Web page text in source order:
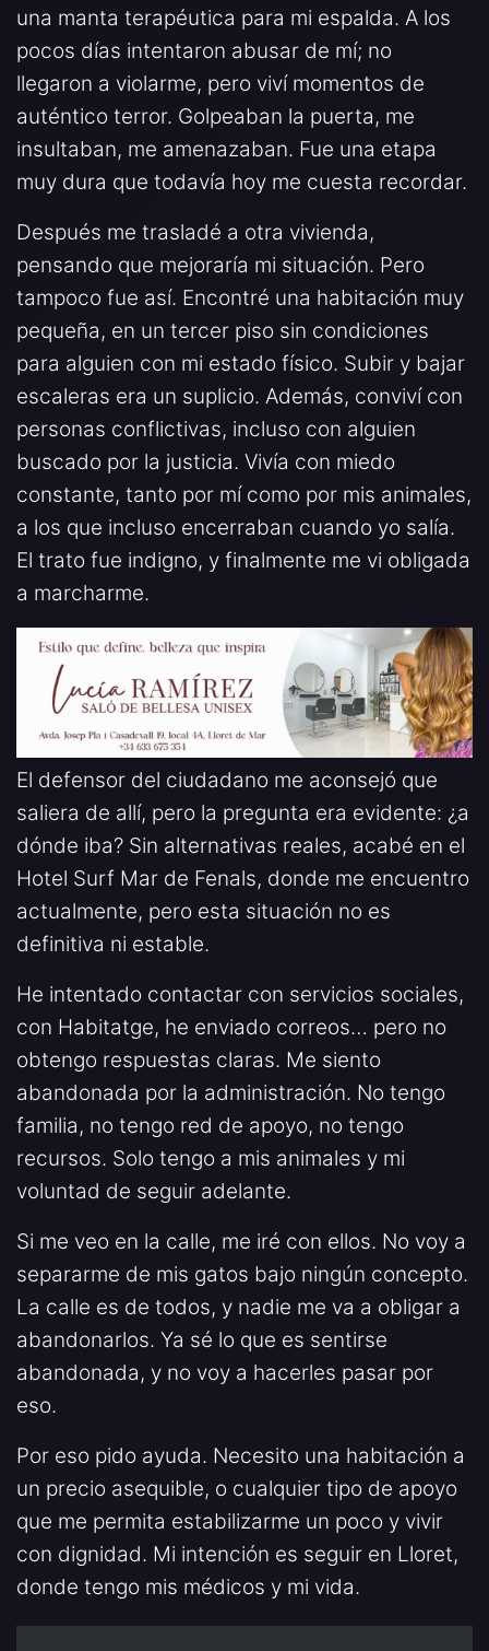
una manta terapéutica para mi espalda. A los
pocos días intentaron abusar de mí; no
llegaron a violarme, pero viví momentos de
auténtico terror. Golpeaban la puerta, me
insultaban, me amenazaban. Fue una etapa
muy dura que todavía hoy me cuesta recordar.
Después me trasladé a otra vivienda,
pensando que mejoraría mi situación. Pero
tampoco fue así. Encontré una habitación muy
pequeña, en un tercer piso sin condiciones
para alguien con mi estado físico. Subir y bajar
escaleras era un suplicio. Además, conviví con
personas conflictivas, incluso con alguien
buscado por la justicia. Vivía con miedo
constante, tanto por mí como por mis animales,
a los que incluso encerraban cuando yo salía.
El trato fue indigno, y finalmente me vi obligada
a marcharme.
El defensor del ciudadano me aconsejó que
saliera de allí, pero la pregunta era evidente: ¿a
dónde iba? Sin alternativas reales, acabé en el
Hotel Surf Mar de Fenals, donde me encuentro
actualmente, pero esta situación no es
definitiva ni estable.
He intentado contactar con servicios sociales,
con Habitatge, he enviado correos… pero no
obtengo respuestas claras. Me siento
abandonada por la administración. No tengo
familia, no tengo red de apoyo, no tengo
recursos. Solo tengo a mis animales y mi
voluntad de seguir adelante.
Si me veo en la calle, me iré con ellos. No voy a
separarme de mis gatos bajo ningún concepto.
La calle es de todos, y nadie me va a obligar a
abandonarlos. Ya sé lo que es sentirse
abandonada, y no voy a hacerles pasar por
eso.
Por eso pido ayuda. Necesito una habitación a
un precio asequible, o cualquier tipo de apoyo
que me permita estabilizarme un poco y vivir
con dignidad. Mi intención es seguir en Lloret,
donde tengo mis médicos y mi vida.